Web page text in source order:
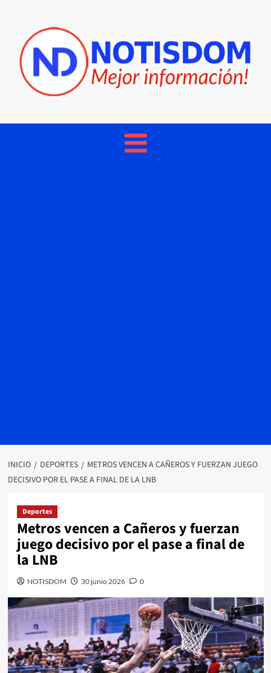
INICIO DEPORTES
METROS VENCEN A CAÑEROS Y FUERZAN JUEGO
DECISIVO POR EL PASE A FINAL DE LA LNB
Deportes
Metros vencen a Cañeros y fuerzan
juego decisivo por el pase a final de
la LNB
NOTISDOM 30 junio 2026 0